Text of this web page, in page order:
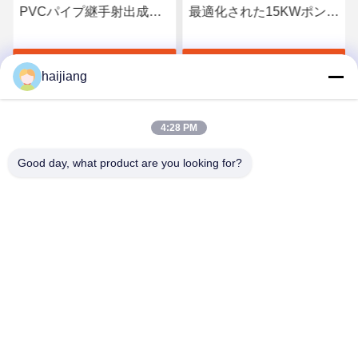
PVCパイプ継手射出成形
15KW 金型厚み範囲 150-
300mm最高 の 価格 を 入手 す
最適化された15KWポンプ
出成形機 16Mpaポンプ圧
haijiang
4:28 PM
Good day, what product are you looking for?